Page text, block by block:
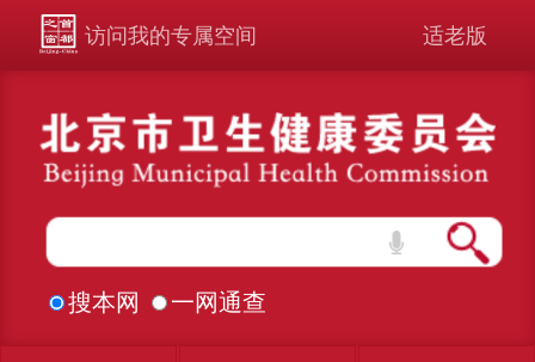
访问我的专属空间 适老版
搜本网 一网通查